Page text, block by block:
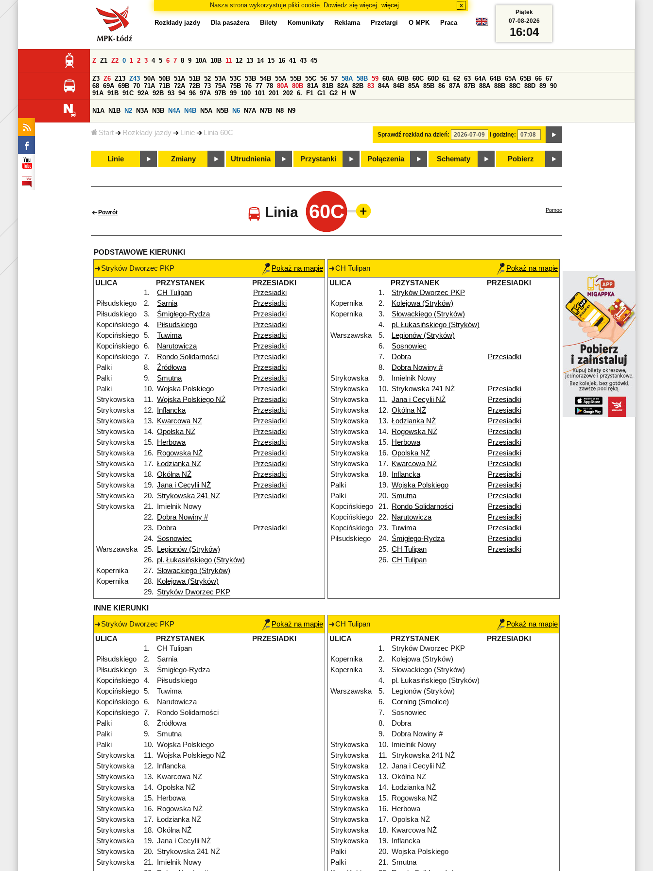
Nasza strona wykorzystuje pliki cookie. Dowiedz się więcej. więcej x
Start Rozkłady jazdy Linie Linia 60C
Rozkłady jazdy Dla pasażera Bilety Komunikaty Reklama Przetargi O MPK Praca
Sprawdź rozkład na dzień: i godzinę:
Z Z1 Z2 0 1 2 3 4 5 6 7 8 9 10A 10B 11 12 13 14 15 16 41 43 45
Z3 Z6 Z13 Z43 50A 50B 51A 51B 52 53A 53C 53B 54B 55A 55B 55C 56 57 58A 58B 59 60A 60B 60C 60D 61 62 63 64A 64B 65A 65B 66 67
68 69A 69B 70 71A 71B 72A 72B 73 75A 75B 76 77 78 80A 80B 81A 81B 82A 82B 83 84A 84B 85A 85B 86 87A 87B 88A 88B 88C 88D 89 90
91A 91B 91C 92A 92B 93 94 96 97A 97B 99 100 101 201 202 6. F1 G1 G2 H W
N1A N1B N2 N3A N3B N4A N4B N5A N5B N6 N7A N7B N8 N9
Linie Zmiany Utrudnienia Przystanki Połączenia Schematy Pobierz
Piątek
07-08-2026
16:04
Powrót Linia 60C Pomoc
PODSTAWOWE KIERUNKI
Stryków Dworzec PKP
Pokaż na mapie
ULICA
PRZYSTANEK
PRZESIADKI
1.
CH Tulipan
Przesiadki
Piłsudskiego
2. Sarnia
Przesiadki
Piłsudskiego
3. Śmigłego-Rydza
Przesiadki
Kopcińskiego
4. Piłsudskiego
Przesiadki
Kopcińskiego
5. Tuwima
Przesiadki
Kopcińskiego
6. Narutowicza
Przesiadki
Kopcińskiego
7. Rondo Solidarności
Przesiadki
Palki
8. Źródłowa
Przesiadki
Palki
9. Smutna
Przesiadki
Palki
10. Wojska Polskiego
Przesiadki
Strykowska
11. Wojska Polskiego NŻ
Przesiadki
Strykowska
12. Inflancka
Przesiadki
Strykowska
13. Kwarcowa NŻ
Przesiadki
Strykowska
14. Opolska NŻ
Przesiadki
Strykowska
15. Herbowa
Przesiadki
Strykowska
16. Rogowska NŻ
Przesiadki
Strykowska
17. Łodzianka NŻ
Przesiadki
Strykowska
18. Okólna NŻ
Przesiadki
Strykowska
19. Jana i Cecylii NŻ
Przesiadki
Strykowska
20. Strykowska 241 NŻ
Przesiadki
Strykowska
21.
Imielnik Nowy
22.
Dobra Nowiny #
23.
Dobra
Przesiadki
24. Sosnowiec
Warszawska
25.
Legionów (Stryków)
26. pl. Łukasińskiego (Stryków)
Kopernika
27. Słowackiego (Stryków)
Kopernika
28.
Kolejowa (Stryków)
29. Stryków Dworzec PKP
CH Tulipan
Pokaż na mapie
ULICA
PRZYSTANEK
PRZESIADKI
1.
Stryków Dworzec PKP
Kopernika
2.
Kolejowa (Stryków)
Kopernika
3.
Słowackiego (Stryków)
4.
pl. Łukasińskiego (Stryków)
Warszawska
5.
Legionów (Stryków)
6.
Sosnowiec
7.
Dobra
Przesiadki
8.
Dobra Nowiny #
Strykowska
9.
Imielnik Nowy
Strykowska
10. Strykowska 241 NŻ
Przesiadki
Strykowska
11. Jana i Cecylii NŻ
Przesiadki
Strykowska
12. Okólna NŻ
Przesiadki
Strykowska
13. Łodzianka NŻ
Przesiadki
Strykowska
14. Rogowska NŻ
Przesiadki
Strykowska
15. Herbowa
Przesiadki
Strykowska
16. Opolska NŻ
Przesiadki
Strykowska
17. Kwarcowa NŻ
Przesiadki
Strykowska
18. Inflancka
Przesiadki
Palki
19. Wojska Polskiego
Przesiadki
Palki
20. Smutna
Przesiadki
Kopcińskiego
21. Rondo Solidarności
Przesiadki
Kopcińskiego
22. Narutowicza
Przesiadki
Kopcińskiego
23. Tuwima
Przesiadki
Piłsudskiego
24. Śmigłego-Rydza
Przesiadki
25. CH Tulipan
Przesiadki
26. CH Tulipan
INNE KIERUNKI
Stryków Dworzec PKP
Pokaż na mapie
ULICA
PRZYSTANEK
PRZESIADKI
1.
CH Tulipan
Piłsudskiego
2.
Sarnia
Piłsudskiego
3.
Śmigłego-Rydza
Kopcińskiego
4.
Piłsudskiego
Kopcińskiego
5.
Tuwima
Kopcińskiego
6.
Narutowicza
Kopcińskiego
7.
Rondo Solidarności
Palki
8.
Źródłowa
Palki
9.
Smutna
Palki
10. Wojska Polskiego
Strykowska
11. Wojska Polskiego NŻ
Strykowska
12.
Inflancka
Strykowska
13.
Kwarcowa NŻ
Strykowska
14. Opolska NŻ
Strykowska
15.
Herbowa
Strykowska
16.
Rogowska NŻ
Strykowska
17. Łodzianka NŻ
Strykowska
18. Okólna NŻ
Strykowska
19. Jana i Cecylii NŻ
Strykowska
20. Strykowska 241 NŻ
Strykowska
21.
Imielnik Nowy
CH Tulipan
Pokaż na mapie
ULICA
PRZYSTANEK
PRZESIADKI
1.
Stryków Dworzec PKP
Kopernika
2.
Kolejowa (Stryków)
Kopernika
3.
Słowackiego (Stryków)
4.
pl. Łukasińskiego (Stryków)
Warszawska
5.
Legionów (Stryków)
6.
Corning (Smolice)
7.
Sosnowiec
8.
Dobra
9.
Dobra Nowiny #
Strykowska
10.
Imielnik Nowy
Strykowska
11.
Strykowska 241 NŻ
Strykowska
12. Jana i Cecylii NŻ
Strykowska
13. Okólna NŻ
Strykowska
14. Łodzianka NŻ
Strykowska
15.
Rogowska NŻ
Strykowska
16.
Herbowa
Strykowska
17. Opolska NŻ
Strykowska
18.
Kwarcowa NŻ
Strykowska
19.
Inflancka
Palki
20. Wojska Polskiego
Palki
21. Smutna